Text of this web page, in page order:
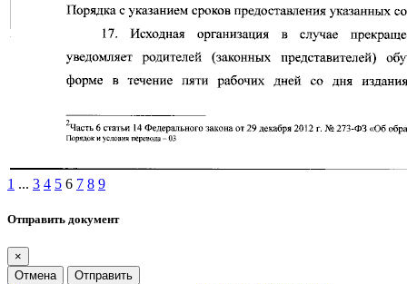
1 ... 3 4 5 6 7 8 9
Отправить документ
×
Отмена
Отправить